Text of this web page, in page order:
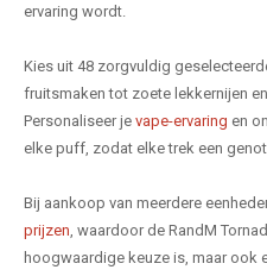
ervaring wordt.
Kies uit 48 zorgvuldig
fruitsmaken tot zoete lekkernijen
Personaliseer je vape-ervaring en
elke puff, zodat elke trek een genot
Bij aankoop van meerdere
prijzen , waardoor de RandM
hoogwaardige keuze is, maar ook